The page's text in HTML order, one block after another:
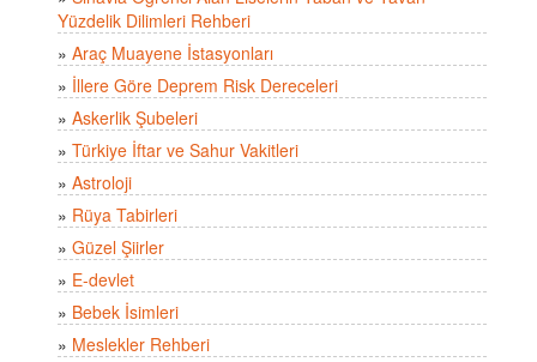
Yüzdelik Dilimleri Rehberi
» Araç Muayene İstasyonları
» İllere Göre Deprem Risk Dereceleri
» Askerlik Şubeleri
» Türkiye İftar ve Sahur Vakitleri
» Astroloji
» Rüya Tabirleri
» Güzel Şiirler
» E-devlet
» Bebek İsimleri
» Meslekler Rehberi